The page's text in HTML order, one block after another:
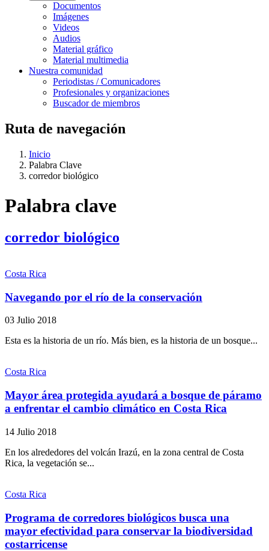
Documentos
Imágenes
Videos
Audios
Material gráfico
Material multimedia
Nuestra comunidad
Periodistas / Comunicadores
Profesionales y organizaciones
Buscador de miembros
Ruta de navegación
Inicio
Palabra Clave
corredor biológico
Palabra clave
corredor biológico
Costa Rica
Navegando por el río de la conservación
03 Julio 2018
Esta es la historia de un río. Más bien, es la historia de un bosque...
Costa Rica
Mayor área protegida ayudará a bosque de páramo
a enfrentar el cambio climático en Costa Rica
14 Julio 2018
En los alrededores del volcán Irazú, en la zona central de Costa
Rica, la vegetación se...
Costa Rica
Programa de corredores biológicos busca una
mayor efectividad para conservar la biodiversidad
costarricense